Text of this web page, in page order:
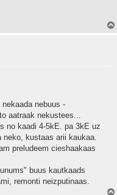
nebuus -
aatraak nekustees...
no kaadi 4-5kE. pa 3kE uz
kustaas arii kaukaa.
preludeem cieshaakaas
buus kautkaads
remonti neizputinaas.